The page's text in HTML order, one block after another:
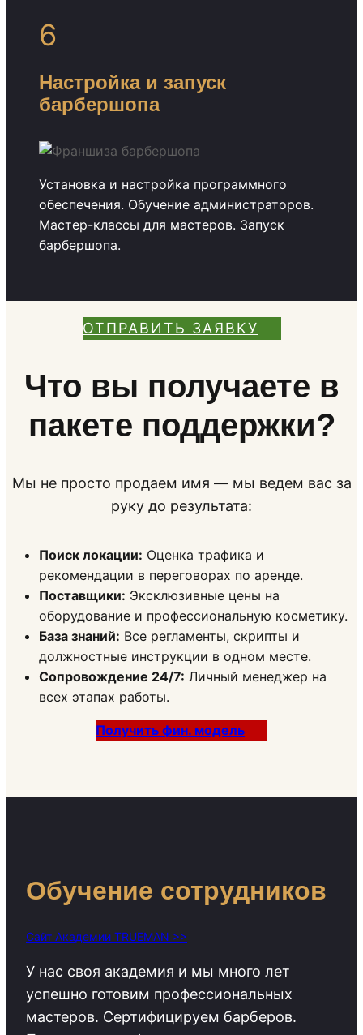
6
Настройка и запуск
барбершопа
Установка и настройка программного
обеспечения. Обучение администраторов.
Мастер-классы для мастеров. Запуск
барбершопа.
ОТПРАВИТЬ ЗАЯВКУ
Что вы получаете в
пакете поддержки?
Мы не просто продаем имя — мы ведем вас за
руку до результата:
Поиск локации: Оценка трафика и
рекомендации в переговорах по аренде.
Поставщики: Эксклюзивные цены на
оборудование и профессиональную косметику.
База знаний: Все регламенты, скрипты и
должностные инструкции в одном месте.
Сопровождение 24/7: Личный менеджер на
всех этапах работы.
Получить фин. модель
Обучение сотрудников
Сайт Академии TRUEMAN >>
У нас своя академия и мы много лет
успешно готовим профессиональных
мастеров. Сертифицируем барберов.